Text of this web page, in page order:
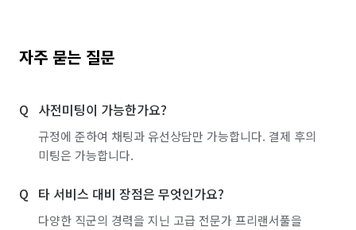
자주 묻는 질문
사전미팅이 가능한가요?
규정에 준하여 채팅과 유선상담만 가능합니다. 결제 후의
미팅은 가능합니다.
타 서비스 대비 장점은 무엇인가요?
다양한 직군의 경력을 지닌 고급 전문가 프리랜서풀을